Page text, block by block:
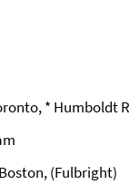
* Humboldt
(Fulbright)